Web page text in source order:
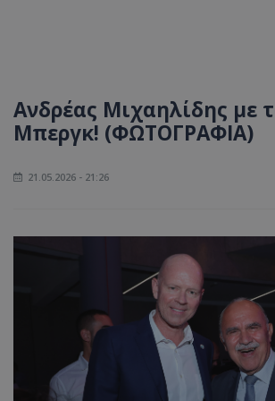
Ανδρέας Μιχαηλίδης με
Μπεργκ! (ΦΩΤΟΓΡΑΦΙΑ)
21.05.2026 - 21:26